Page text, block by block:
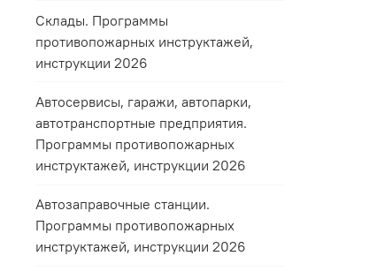
Склады. Программы
противопожарных инструктажей,
инструкции 2026
Автосервисы, гаражи, автопарки,
автотранспортные предприятия.
Программы противопожарных
инструктажей, инструкции 2026
Автозаправочные станции.
Программы противопожарных
инструктажей, инструкции 2026